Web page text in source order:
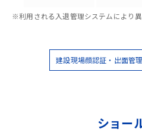
※利用される入退管理システムにより異
建設現場顔認証・出面管
ショー